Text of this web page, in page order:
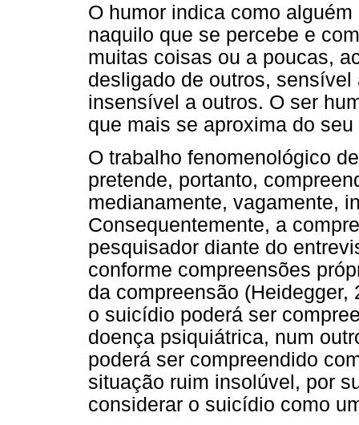
O humor indica como
naquilo que se percebe e
muitas coisas ou a poucas,
desligado de outros,
insensível a outros. O ser
que mais se aproxima do
O trabalho fenomenológico
pretende, portanto,
medianamente, vagamente,
Consequentemente, a
pesquisador diante do
conforme compreensões
da compreensão
o suicídio poderá ser
doença psiquiátrica, num
poderá ser compreendido
situação ruim insolúvel, por
considerar o suicídio como